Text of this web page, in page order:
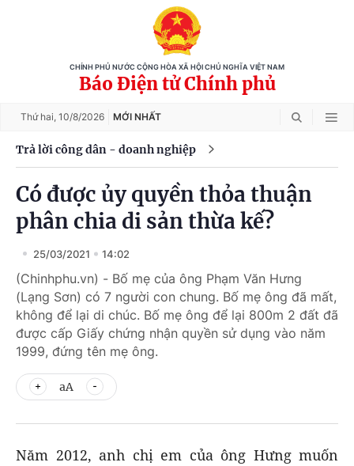
CHÍNH PHỦ NƯỚC CỘNG HÒA XÃ HỘI CHỦ NGHĨA VIỆT NAM
Báo Điện tử Chính phủ
Thứ hai, 10/8/2026 MỚI NHẤT
Trả lời công dân - doanh nghiệp
Có được ủy quyền thỏa thuận
phân chia di sản thừa kế?
25/03/2021 14:02
(Chinhphu.vn) - Bố mẹ của ông Phạm Văn Hưng
(Lạng Sơn) có 7 người con chung. Bố mẹ ông đã mất,
không để lại di chúc. Bố mẹ ông để lại 800m 2 đất đã
được cấp Giấy chứng nhận quyền sử dụng vào năm
1999, đứng tên mẹ ông.
aA
Năm 2012, anh chị em của ông Hưng muốn